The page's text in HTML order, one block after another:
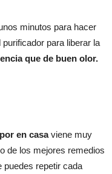
minutos para hacer
para liberar la
que de buen olor.
en casaviene muy
de los mejores remedios
puedes repetir cada